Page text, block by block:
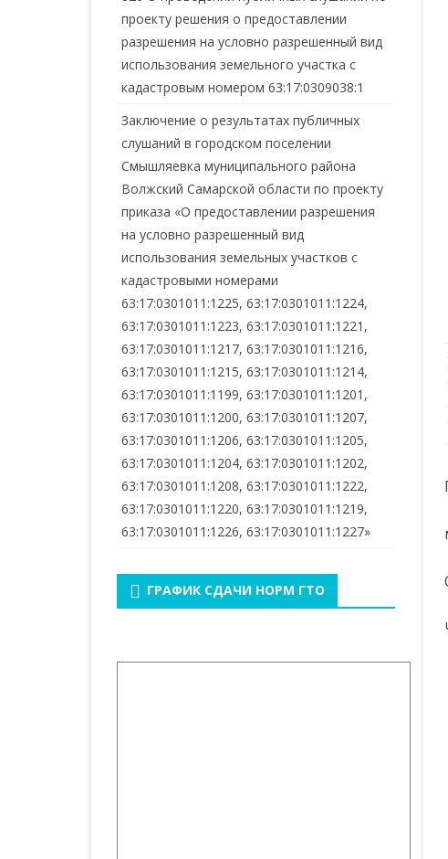
проекту решения о предоставлении
разрешения на условно разрешенный вид
использования земельного участка с
кадастровым номером 63:17:0309038:1
Заключение о результатах публичных
слушаний в городском поселении
Смышляевка муниципального района
Волжский Самарской области по проекту
приказа «О предоставлении разрешения
на условно разрешенный вид
использования земельных участков с
кадастровыми номерами
63:17:0301011:1225, 63:17:0301011:1224,
63:17:0301011:1223, 63:17:0301011:1221,
63:17:0301011:1217, 63:17:0301011:1216,
63:17:0301011:1215, 63:17:0301011:1214,
63:17:0301011:1199, 63:17:0301011:1201,
63:17:0301011:1200, 63:17:0301011:1207,
63:17:0301011:1206, 63:17:0301011:1205,
63:17:0301011:1204, 63:17:0301011:1202,
63:17:0301011:1208, 63:17:0301011:1222,
63:17:0301011:1220, 63:17:0301011:1219,
63:17:0301011:1226, 63:17:0301011:1227»
ГРАФИК СДАЧИ НОРМ ГТО